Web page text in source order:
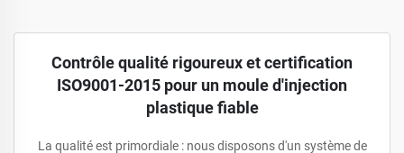
Contrôle qualité rigoureux et certification
ISO9001-2015 pour un moule d'injection
plastique fiable
La qualité est primordiale : nous disposons d'un système de